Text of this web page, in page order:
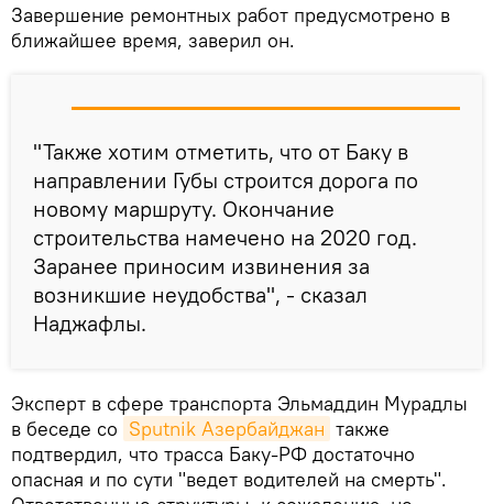
Завершение ремонтных работ предусмотрено в
ближайшее время, заверил он.
"Также хотим отметить, что от Баку в
направлении Губы строится дорога по
новому маршруту. Окончание
строительства намечено на 2020 год.
Заранее приносим извинения за
возникшие неудобства", - сказал
Наджафлы.
Эксперт в сфере транспорта Эльмаддин Мурадлы
в беседе со Sputnik Азербайджан также
подтвердил, что трасса Баку-РФ достаточно
опасная и по сути "ведет водителей на смерть".